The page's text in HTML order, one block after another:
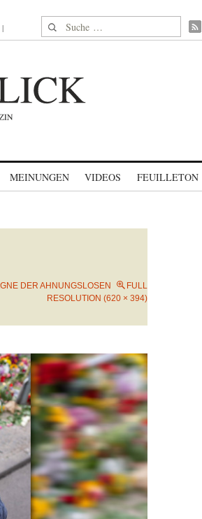
Suche nach:
MEINUNGEN VIDEOS FEUILLETON
DER AHNUNGSLOSEN
FULL
RESOLUTION (620 × 394)